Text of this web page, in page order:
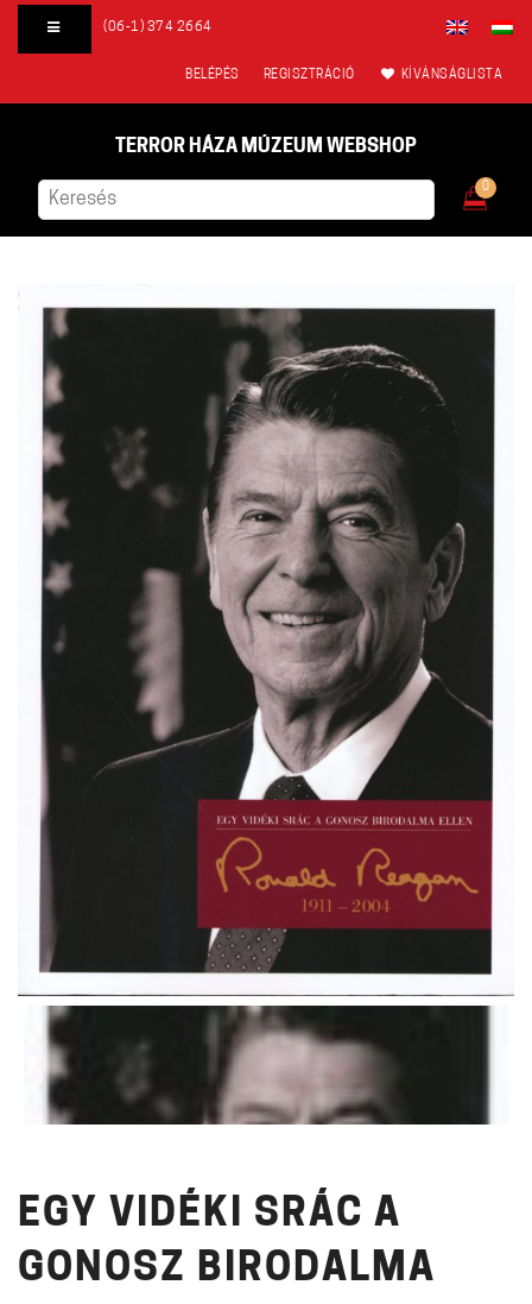
(06-1) 374 2664
BELÉPÉS REGISZTRÁCIÓ KÍVÁNSÁGLISTA
TERROR HÁZA MÚZEUM WEBSHOP
0
EGY VIDÉKI SRÁC A
GONOSZ BIRODALMA